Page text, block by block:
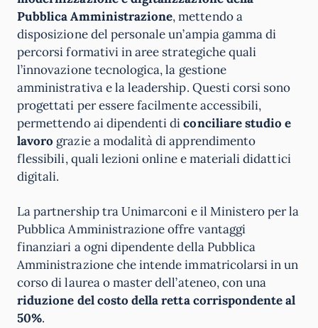
Pubblica Amministrazione, mettendo a
disposizione del personale un’ampia gamma di
percorsi formativi in aree strategiche quali
l’innovazione tecnologica, la gestione
amministrativa e la leadership. Questi corsi sono
progettati per essere facilmente accessibili,
permettendo ai dipendenti diconciliare studio e
lavoro grazie a modalità di apprendimento
flessibili, quali lezioni online e materiali didattici
digitali.
La partnership tra Unimarconi e il Ministero per la
Pubblica Amministrazione offre vantaggi
finanziari a ogni dipendente della Pubblica
Amministrazione che intende immatricolarsi in un
corso di laurea o master dell’ateneo, con una
riduzione del costo della retta corrispondente al
50%.